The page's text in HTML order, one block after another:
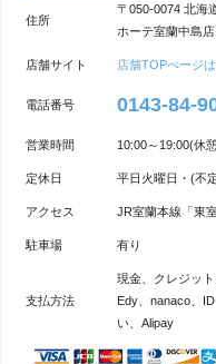
住所
〒050-0074 北海
ホーテ室蘭中島
店舗サイト 店舗TOPぺージ
電話番号 0143-84-
営業時間 10:00～19:00(休
定休日 平日火曜日・(不
アクセス JR室蘭本線「東
駐車場 有り
支払方法
現金、クレジッ
Edy、nanaco、
い、Alipay